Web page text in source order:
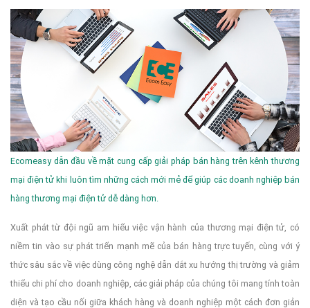
Ecomeasy dẫn đầu về mặt cung cấp giải pháp bán hàng trên kênh thương
mại điện tử khi luôn tìm những cách mới mẻ để giúp các doanh nghiệp bán
hàng thương mại điện tử dễ dàng hơn.
Xuất phát từ đội ngũ am hiểu việc vận hành của thương mại điện tử, có
niềm tin vào sự phát triển mạnh mẽ của bán hàng trực tuyến, cùng với ý
thức sâu sắc về việc dùng công nghệ dẫn dắt xu hướng thị trường và giảm
thiểu chi phí cho doanh nghiệp, các giải pháp của chúng tôi mang tính toàn
diện và tạo cầu nối giữa khách hàng và doanh nghiệp một cách đơn giản